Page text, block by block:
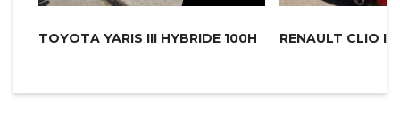
TOYOTA YARIS III HYBRIDE 100H